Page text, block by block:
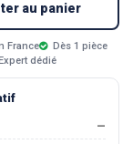
au panier
France
Dès 1 pièce
Expert dédié
—